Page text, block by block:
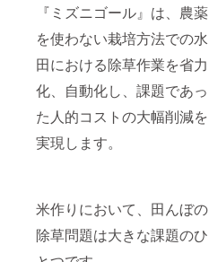
『ミズニゴール』は、農薬
を使わない栽培方法での水
田における除草作業を省力
化、自動化し、課題であっ
た人的コストの大幅削減を
実現します。
米作りにおいて、田んぼの
除草問題は大きな課題のひ